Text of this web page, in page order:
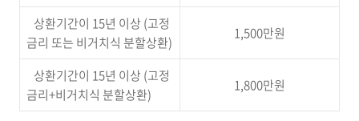
상환기간이 15년 이상 (고정
금리 또는 비거치식 분할상환)
1,500만원
상환기간이 15년 이상 (고정
금리+비거치식 분할상환)
1,800만원